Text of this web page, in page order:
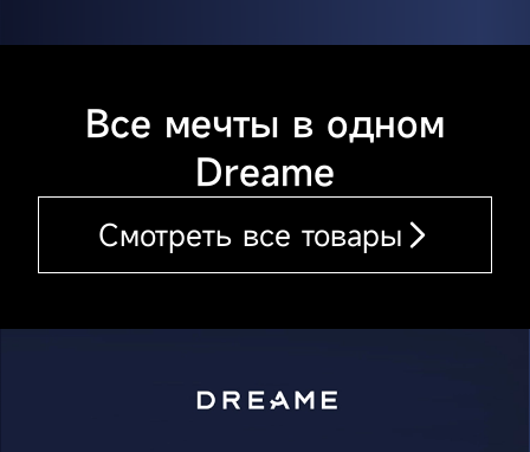
Все мечты в одном
Dreame
Смотреть все товары